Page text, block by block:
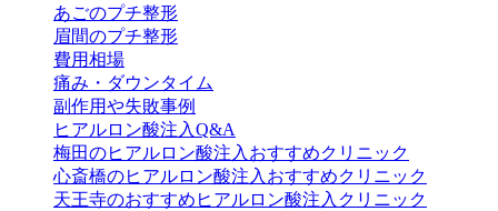
あごのプチ整形
眉間のプチ整形
費用相場
痛み・ダウンタイム
副作用や失敗事例
ヒアルロン酸注入Q&A
梅田のヒアルロン酸注入おすすめクリニック
心斎橋のヒアルロン酸注入おすすめクリニック
天王寺のおすすめヒアルロン酸注入クリニック